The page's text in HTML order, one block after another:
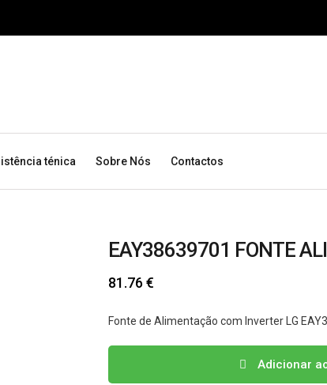
ténica Sobre Nós Contactos
EAY38639701 FONTE
81.76€
Fonte de Alimentação com Inverter LG
Adicionar